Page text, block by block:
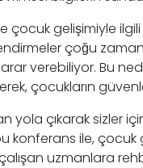
çocuk gelişimiyle
çoğu
verebiliyor. Bu
çocukların
yola çıkarak sizler
konferans ile, çocuk
uzmanlara